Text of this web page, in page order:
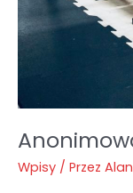
Wpisy / Przez